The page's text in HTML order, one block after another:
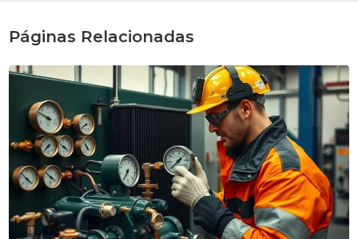
Páginas Relacionadas